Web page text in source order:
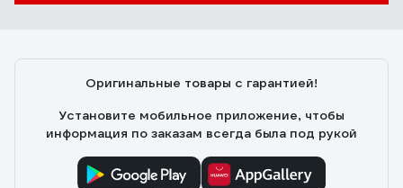
Оригинальные товары с гарантией!
Установите мобильное приложение, чтобы
информация по заказам всегда была под рукой